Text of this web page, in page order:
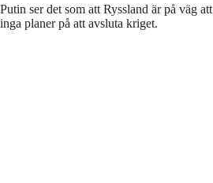
Putin ser det som att Ryssland är på väg
inga planer på att avsluta kriget.